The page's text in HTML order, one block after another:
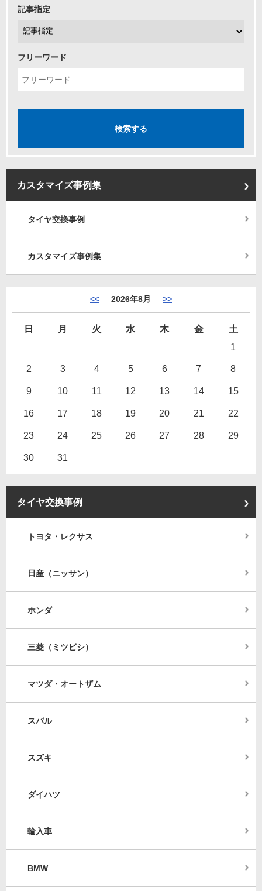
記事指定
フリーワード
カスタマイズ事例集
タイヤ交換事例
カスタマイズ事例集
<< 2026年8月 >>
日 月 火 水 木 金
土
1
2 3 4 5 6 7 8
9 10 11 12 13 14 15
16 17 18 19 20 21 22
23 24 25 26 27 28 29
30 31
タイヤ交換事例
トヨタ・レクサス
日産（ニッサン）
ホンダ
三菱（ミツビシ）
マツダ・オートザム
スバル
スズキ
ダイハツ
輸入車
BMW